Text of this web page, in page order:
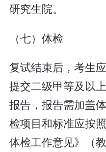
研究生院。
（七）体检
复试结束后，考生
提交二级甲等及以
报告，报告需加盖
检项目和标准应按
体检工作意见》（